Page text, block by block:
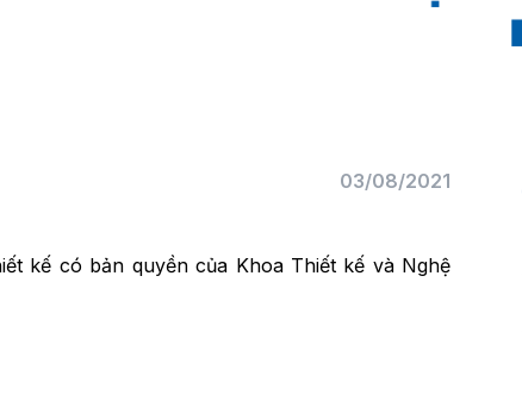
03/08/2021
kế có bản quyền của Khoa Thiết kế và Nghệ